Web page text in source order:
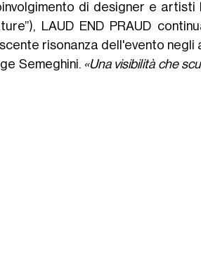
di designer e artisti
LAUD END PRAUD
risonanza dell'evento negli
Semeghini. «Una visibilità che